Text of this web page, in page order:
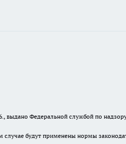
выдано Федеральной службой по
случае будут применены нормы